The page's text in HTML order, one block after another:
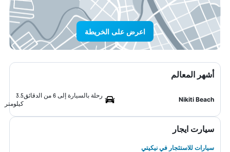
اعرض على الخريطة
أشهر المعالم
Nikiti Beach
رحلة بالسيارة إلى 6 من الدقائق
3.5
كيلومتر
سيارت ايجار
سيارات للاستئجار في نيكيتي